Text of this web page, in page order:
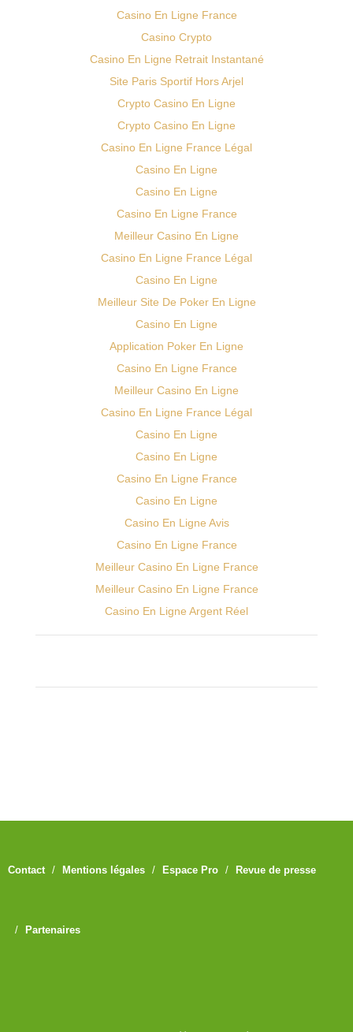
Casino En Ligne France
Casino Crypto
Casino En Ligne Retrait Instantané
Site Paris Sportif Hors Arjel
Crypto Casino En Ligne
Crypto Casino En Ligne
Casino En Ligne France Légal
Casino En Ligne
Casino En Ligne
Casino En Ligne France
Meilleur Casino En Ligne
Casino En Ligne France Légal
Casino En Ligne
Meilleur Site De Poker En Ligne
Casino En Ligne
Application Poker En Ligne
Casino En Ligne France
Meilleur Casino En Ligne
Casino En Ligne France Légal
Casino En Ligne
Casino En Ligne
Casino En Ligne France
Casino En Ligne
Casino En Ligne Avis
Casino En Ligne France
Meilleur Casino En Ligne France
Meilleur Casino En Ligne France
Casino En Ligne Argent Réel
Contact Mentions légales Espace Pro Revue de presse
Partenaires